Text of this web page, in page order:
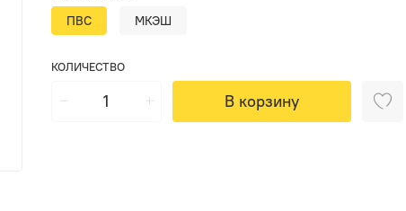
КОЛИЧЕСТВО
В корзину
ПВС МКЭШ